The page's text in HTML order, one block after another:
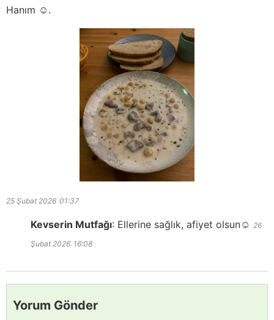
Hanım ☺️.
25 Şubat 2026 01:37
Kevserin Mutfağı: Ellerine sağlık, afiyet olsun☺️ 26
Şubat 2026 16:08
Yorum Gönder